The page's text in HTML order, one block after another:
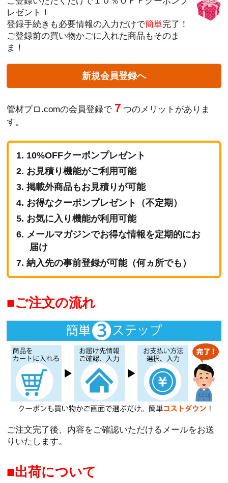
レゼント！
登録手続きも必要情報の入力だけで簡単完了！
ご登録前の買い物かごに入れた商品もそのま
ま！
新規会員登録へ
管材プロ.comの会員登録で ７つのメリットがありま
す。
10%OFFクーポンプレゼント
お見積り機能がご利用可能
掲載外商品もお見積りが可能
お得なクーポンプレゼント（不定期）
お気に入り機能が利用可能
メールマガジンでお得な情報を定期的にお
届け
納入先の事前登録が可能（何ヵ所でも）
ご注文の流れ
ご注文完了後、内容をご確認いただけるメールをお送
りいたします。
出荷について